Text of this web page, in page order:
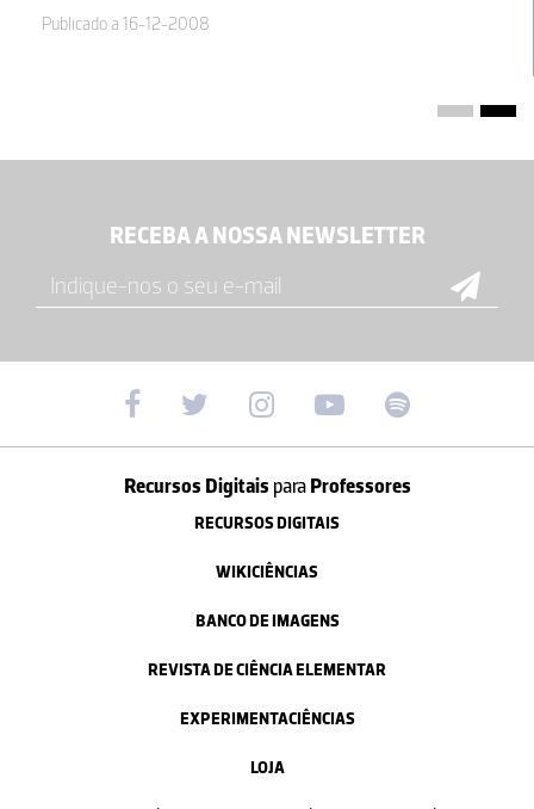
Publicado a 16-12-2008
RECEBA A NOSSA NEWSLETTER
Recursos Digitais paraProfessores
RECURSOS DIGITAIS
WIKICIÊNCIAS
BANCO DE IMAGENS
REVISTA DE CIÊNCIA ELEMENTAR
EXPERIMENTACIÊNCIAS
LOJA